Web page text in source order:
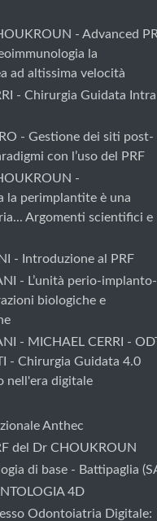
- Advanced
la
ad altissima velocità
- Chirurgia Guidata
- Gestione dei siti post-
con l’uso del PRF
-
la perimplantite è una
Argomenti scientifici e
- Introduzione al PRF
- L’unità perio-implanto-
biologiche e
- MICHAEL CERRI -
- Chirurgia Guidata 4.0
nell'era digitale
Anthec
del Dr CHOUKROUN
di base - Battipaglia
4D
Odontoiatria Digitale: